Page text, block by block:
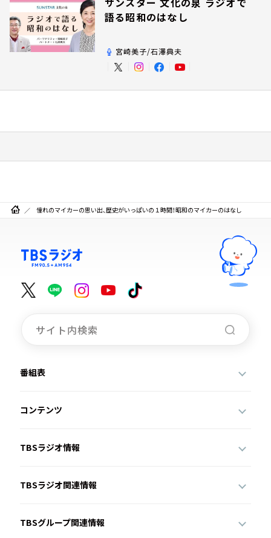
語る昭和のはなし
宮崎美子/石澤典夫
憧れのマイカーの思い出、歴史がいっぱいの１時間！昭和のマイカーのはなし
番組表
コンテンツ
TBSラジオ情報
TBSラジオ関連情報
TBSグループ関連情報